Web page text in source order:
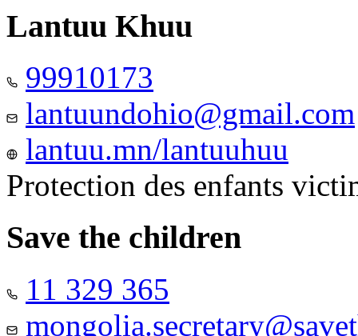
Lantuu Khuu
99910173
lantuundohio@gmail.com
lantuu.mn/lantuuhuu
Protection des enfants
Save the children
11 329 365